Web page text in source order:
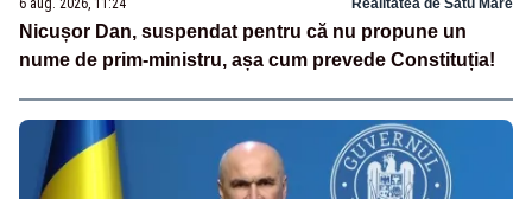
Nicușor Dan, suspendat pentru că nu propune un
nume de prim-ministru, așa cum prevede Constituția!